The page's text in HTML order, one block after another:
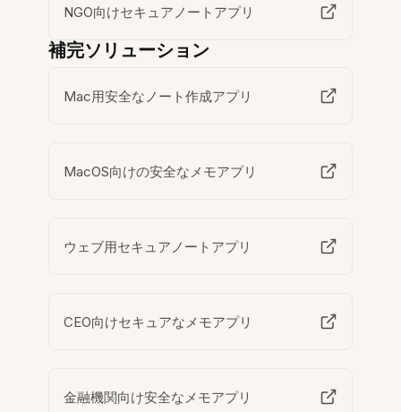
NGO向けセキュアノートアプリ
補完ソリューション
Mac用安全なノート作成アプリ
MacOS向けの安全なメモアプリ
ウェブ用セキュアノートアプリ
CEO向けセキュアなメモアプリ
金融機関向け安全なメモアプリ